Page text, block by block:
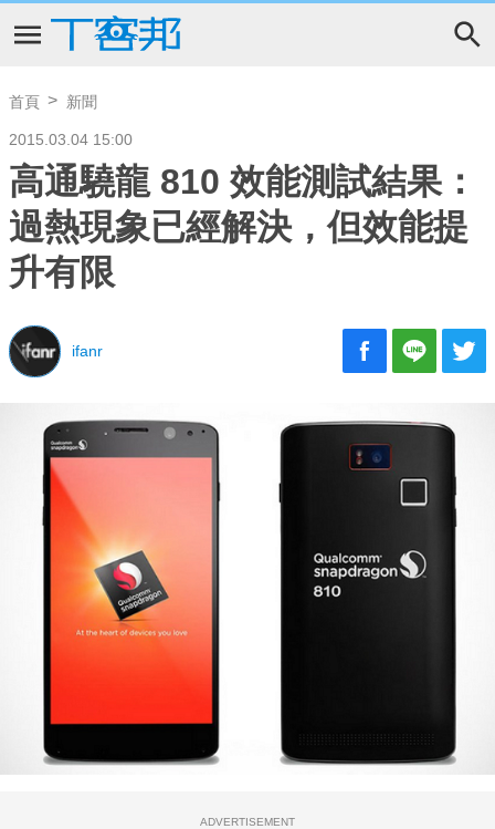
首頁 新聞
2015.03.04 15:00
高通驍龍 810 效能測試結果：
過熱現象已經解決，但效能提
升有限
ifanr
ADVERTISEMENT